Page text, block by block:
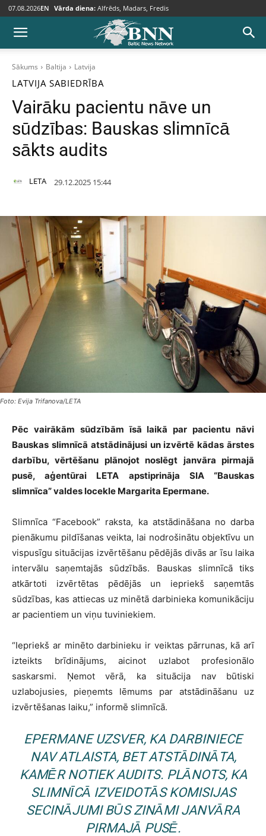
07.08.2026EN Vārda diena: Alfrēds, Madars, Fredis
Sākums Baltija Latvija
LATVIJA SABIEDRĪBA
Vairāku pacientu nāve un
sūdzības: Bauskas slimnīcā
sākts audits
LETA 29.12.2025 15:44
Foto: Evija Trifanova/LETA
Pēc vairākām sūdzībām īsā laikā par pacientu nāvi
Bauskas slimnīcā atstādinājusi un izvērtē kādas ārstes
darbību, vērtēšanu plānojot noslēgt janvāra pirmajā
pusē, aģentūrai LETA apstiprināja SIA “Bauskas
slimnīca” valdes locekle Margarita Epermane.
Slimnīca “Facebook” raksta, ka atstādināšana no darba
pienākumu pildīšanas veikta, lai nodrošinātu objektīvu un
vispusīgu situācijas izvērtēšanu pēdējās divās ar īsu laika
intervālu saņemtajās sūdzībās. Bauskas slimnīcā tiks
atkārtoti izvērtētas pēdējās un iepriekš saņemtās
sūdzības, kas attiecas uz minētā darbinieka komunikāciju
ar pacientiem un viņu tuviniekiem.
“Iepriekš ar minēto darbinieku ir veiktas pārrunas, kā arī
izteikts brīdinājums, aicinot uzlabot profesionālo
saskarsmi. Ņemot vērā, ka situācija nav būtiski
uzlabojusies, pieņemts lēmums par atstādināšanu uz
izvērtēšanas laiku,” informē slimnīcā.
EPERMANE UZSVER, KA DARBINIECE
NAV ATLAISTA, BET ATSTĀDINĀTA,
KAMĒR NOTIEK AUDITS. PLĀNOTS, KA
SLIMNĪCĀ IZVEIDOTĀS KOMISIJAS
SECINĀJUMI BŪS ZINĀMI JANVĀRA
PIRMAJĀ PUSĒ.